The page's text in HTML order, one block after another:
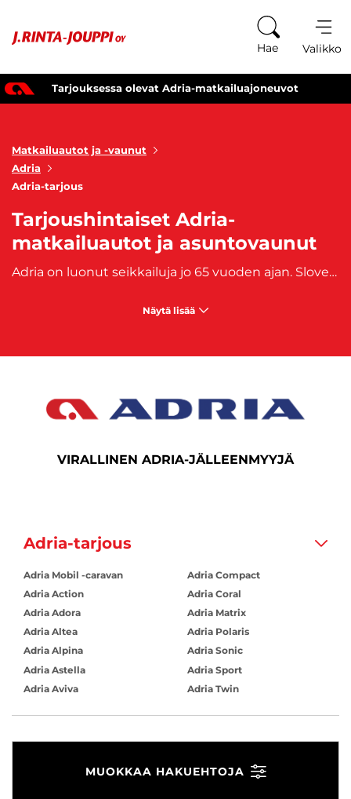
Hae Valikko
Tarjouksessa olevat Adria-matkailuajoneuvot
Matkailuautot ja -vaunut
Adria
Adria-tarjous
Tarjoushintaiset Adria-
matkailuautot ja asuntovaunut
Adria on luonut seikkailuja jo 65 vuoden ajan. Sloveniasta lähtöisin olevan perinteikkään matkailuajoneuvojen valmistajan valikoimasta löydät uudet, pienet ja suuret matkailuautot, retkeilyautot ja matkailuvaunut. Adrian pitkät perinteet ja kokemus innovaatioiden kehittäjänä tekevät siitä hyvin varusteltujen matkailuautojen edelläkävijän. Ympäristö on Adrialle tärkeä ja se haluaakin tukea kestävää kehitystä tuotannossaan. Suosittuja Adria-malleja ovat
Näytä lisää
VIRALLINEN ADRIA-JÄLLEENMYYJÄ
Adria-tarjous
Adria Mobil -caravan
Adria Action
Adria Adora
Adria Altea
Adria Alpina
Adria Astella
Adria Aviva
Adria Compact
Adria Coral
Adria Matrix
Adria Polaris
Adria Sonic
Adria Sport
Adria Twin
MUOKKAA HAKUEHTOJA